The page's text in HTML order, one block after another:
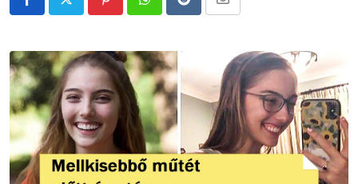
PinterestWhatsappRedditShare
Email